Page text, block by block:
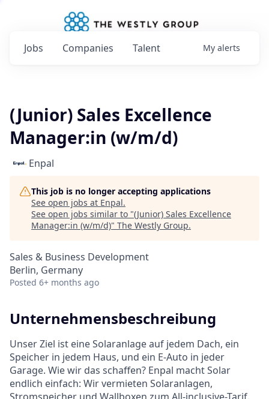
Jobs Companies Talent My alerts
(Junior) Sales Excellence
Manager:in (w/m/d)
Enpal
This job is no longer accepting applications
See open jobs at Enpal.
See open jobs similar to "(Junior) Sales Excellence
Manager:in (w/m/d)" The Westly Group.
Sales & Business Development
Berlin, Germany
Posted 6+ months ago
Unternehmensbeschreibung
Unser Ziel ist eine Solaranlage auf jedem Dach, ein
Speicher in jedem Haus, und ein E-Auto in jeder
Garage. Wie wir das schaffen? Enpal macht Solar
endlich einfach: Wir vermieten Solaranlagen,